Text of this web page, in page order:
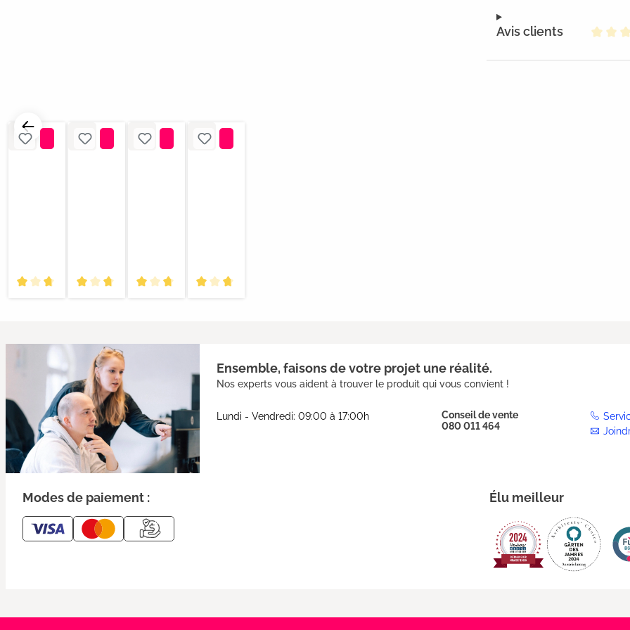
Avis clients
Ensemble, faisons de votre projet une réalité.
Nos experts vous aident à trouver le produit qui vous convient !
Lundi - Vendredi: 09:00 à 17:00h
Conseil de vente
080 011 464
Modes de paiement : Élu meilleur